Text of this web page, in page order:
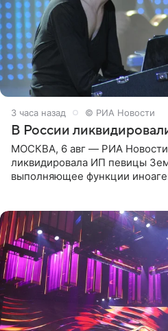
3 часа назад © РИА Новости
В России
МОСКВА, 6 авг — РИА
ликвидировала ИП певицы
выполняющее функции